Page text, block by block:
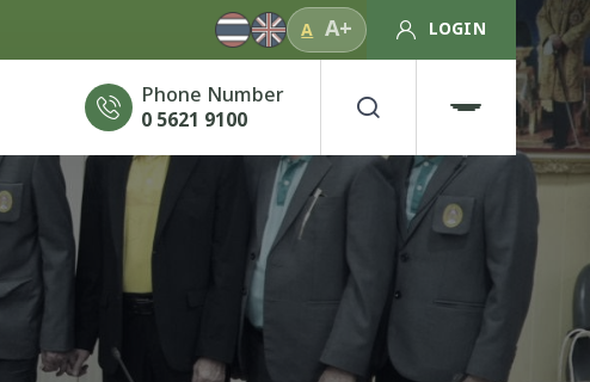
A A+ LOGIN
Phone Number
0 5621 9100